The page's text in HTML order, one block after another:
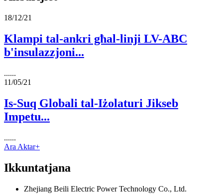
18/12/21
Klampi tal-ankri għal-linji LV-ABC
b'insulazzjoni...
......
11/05/21
Is-Suq Globali tal-Iżolaturi Jikseb
Impetu...
......
Ara Aktar+
Ikkuntatjana
Zhejiang Beili Electric Power Technology Co., Ltd.